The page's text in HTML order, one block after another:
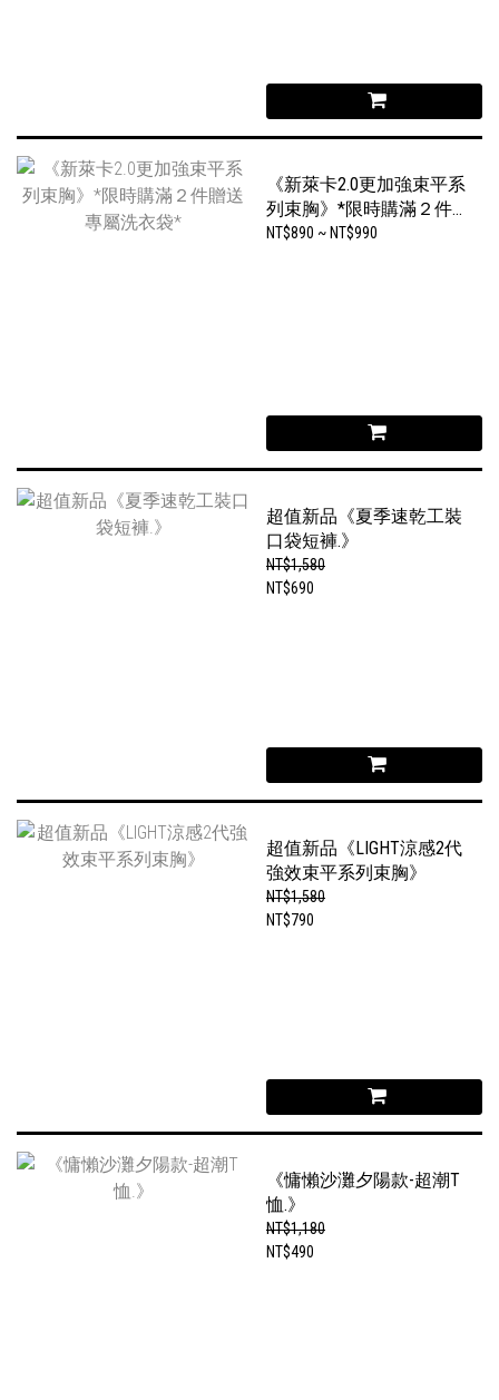
《新萊卡2.0更加強束平系
列束胸》*限時購滿２件
贈送專屬洗衣袋*
NT$890 ~ NT$990
超值新品《夏季速乾工裝
口袋短褲.》
NT$1,580
NT$690
超值新品《LIGHT涼感2代
強效束平系列束胸》
NT$1,580
NT$790
《慵懶沙灘夕陽款-超潮T
恤.》
NT$1,180
NT$490